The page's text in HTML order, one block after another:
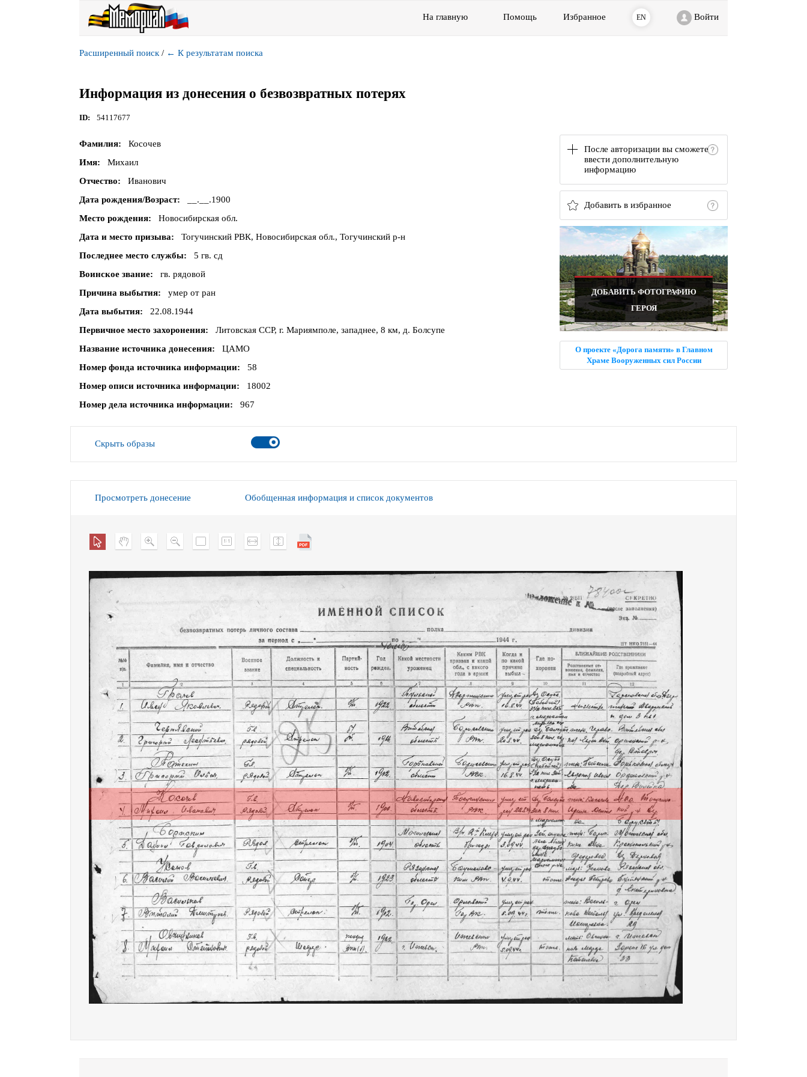
На главную Помощь Избранное EN Войти
Расширенный поиск / ← К результатам поиска
Информация из донесения о безвозвратных потерях
ID 54117677
После авторизации вы сможете
ввести дополнительную
информацию
Добавить в избранное
ДОБАВИТЬ ФОТОГРАФИЮ
ГЕРОЯ
О проекте «Дорога памяти» в Главном
Храме Вооруженных сил России
Фамилия
Косочев
Имя
Михаил
Отчество
Иванович
Дата рождения/Возраст
__.__.1900
Место рождения
Новосибирская обл.
Дата и место призыва
Тогучинский РВК, Новосибирская обл., Тогучинский р-н
Последнее место службы
5 гв. сд
Воинское звание
гв. рядовой
Причина выбытия
умер от ран
Дата выбытия
22.08.1944
Первичное место захоронения
Литовская ССР, г. Мариямполе, западнее, 8 км, д. Болсупе
Название источника донесения
ЦАМО
Номер фонда источника информации
58
Номер описи источника информации
18002
Номер дела источника информации
967
Скрыть образы
Просмотреть донесение Обобщенная информация и список документов